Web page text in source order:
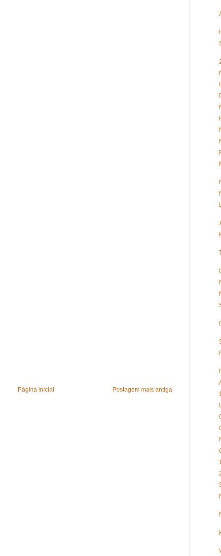
Postagem mais antiga
Página inicial